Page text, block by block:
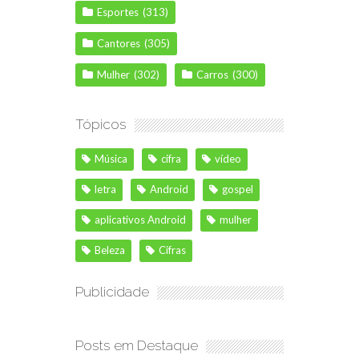
Esportes (313)
Cantores (305)
Mulher (302) Carros (300)
Tópicos
Música cifra vídeo
letra Android gospel
aplicativos Android mulher
Beleza Cifras
Publicidade
Posts em Destaque